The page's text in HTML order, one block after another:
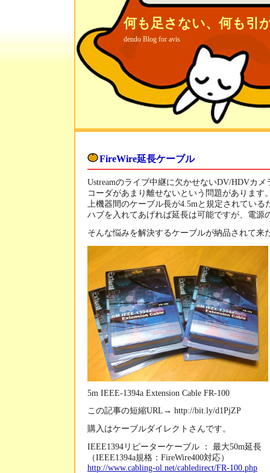
何も足さない、何も引
dendo Blog for avis
FireWire延長ケーブル
Ustreamのライブ中継に欠かせないDV/HDVカ
コーダがあまり離せないという問題があります
上機器間のケーブル長が4.5mと規定されている
ハブを入れてあげれば延長は可能ですが、電源
そんな悩みを解決するケーブルが納品されて来
5m IEEE-1394a Extension Cable FR-100
この記事の短縮URL→ http://bit.ly/d1PjZP
購入はケーブルダイレクトさんです。
IEEE1394リピーターケーブル ： 最大50m延長
（IEEE1394a規格：FireWire400対応）
http://www.cabling-ol.net/cabledirect/FR-100.php